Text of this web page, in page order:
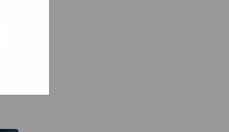
Er
van